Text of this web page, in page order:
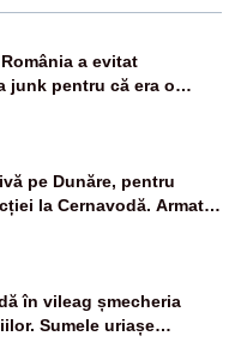
a evitat
junk pentru că era o
bănci și fondurile de
pe Dunăre, pentru
la Cernavodă. Armata
și va devia apa
în vileag șmecheria
Sumele uriașe